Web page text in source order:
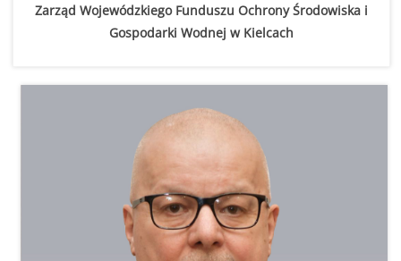
Zarząd Wojewódzkiego Funduszu Ochrony Środowiska i
Gospodarki Wodnej w Kielcach